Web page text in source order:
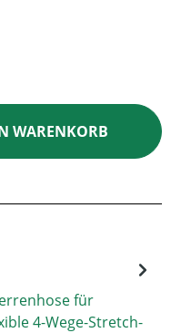
WARENKORB
für
4-Wege-Stretch-